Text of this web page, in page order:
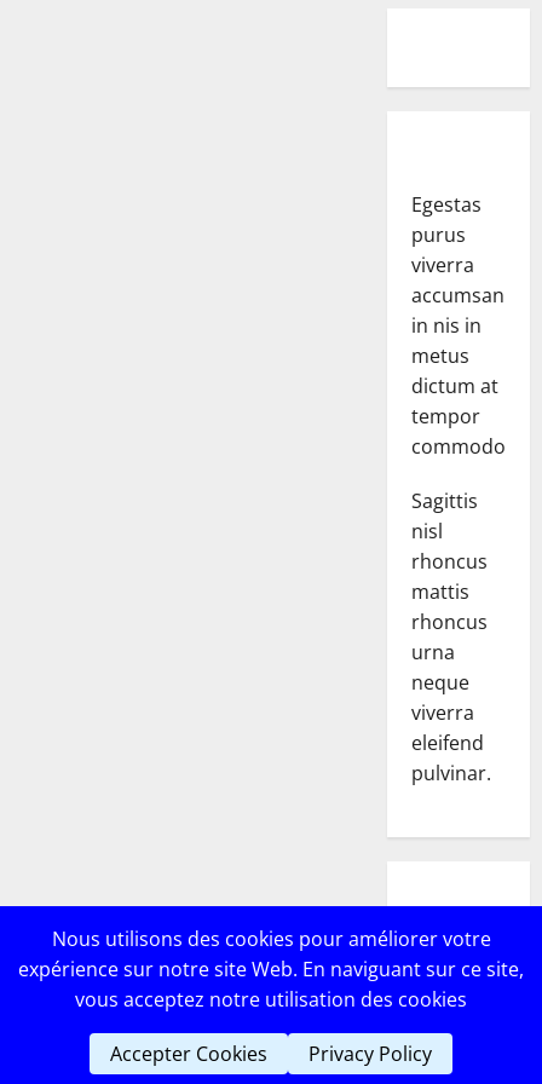
Egestas
purus
viverra
accumsan
in nis in
metus
dictum at
tempor
commodo.
Sagittis
nisl
rhoncus
mattis
rhoncus
urna
neque
viverra
eleifend
pulvinar.
POSTS
Copyright © Lebricomag| MoreNews par AF themes
Nous utilisons des cookies pour améliorer votre
expérience sur notre site Web. En naviguant sur ce site,
vous acceptez notre utilisation des cookies
Accepter Cookies Privacy Policy